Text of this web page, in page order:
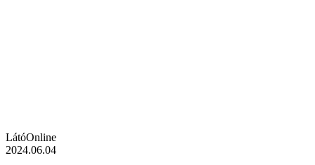
LátóOnline
2024.06.04